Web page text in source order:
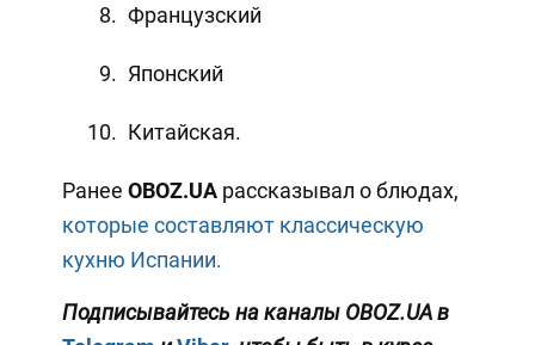
Французский
Японский
Китайская.
Ранее OBOZ.UA рассказывал о блюдах,
которые составляют классическую
кухню Испании.
Подписывайтесь на каналы OBOZ.UA в